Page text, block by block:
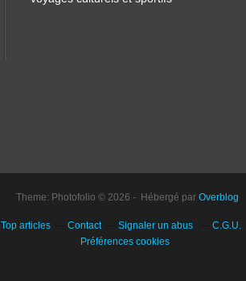
Theme: Photofolio © 2026 - Hébergé par Overblog
Top articles Contact Signaler un abus C.G.U.
Préférences cookies